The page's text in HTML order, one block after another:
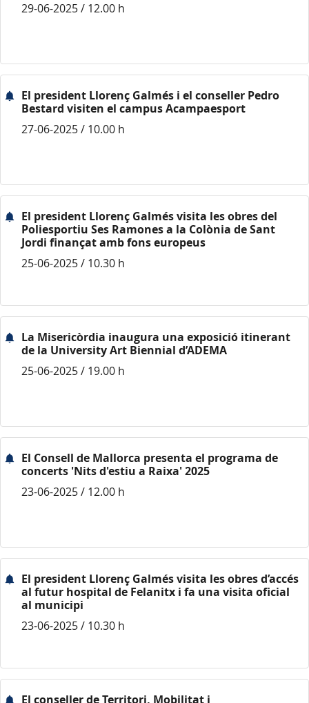
29-06-2025 / 12.00 h
El president Llorenç Galmés i el conseller Pedro
Bestard visiten el campus Acampaesport
27-06-2025 / 10.00 h
El president Llorenç Galmés visita les obres del
Poliesportiu Ses Ramones a la Colònia de Sant
Jordi finançat amb fons europeus
25-06-2025 / 10.30 h
La Misericòrdia inaugura una exposició itinerant
de la University Art Biennial d’ADEMA
25-06-2025 / 19.00 h
El Consell de Mallorca presenta el programa de
concerts 'Nits d'estiu a Raixa' 2025
23-06-2025 / 12.00 h
El president Llorenç Galmés visita les obres d’accés
al futur hospital de Felanitx i fa una visita oficial
al municipi
23-06-2025 / 10.30 h
El conseller de Territori, Mobilitat i